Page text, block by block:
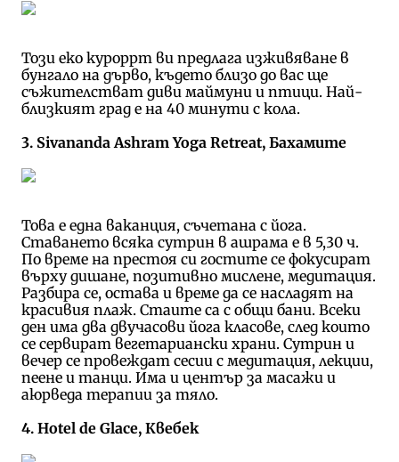
Този еко куроррт ви предлага изживяване в
бунгало на дърво, където близо до вас ще
съжителстват диви маймуни и птици. Най-
близкият град е на 40 минути с кола.
3. Sivananda Ashram Yoga Retreat, Бахамите
Това е една ваканция, съчетана с йога.
Ставането всяка сутрин в ашрама е в 5,30 ч.
По време на престоя си гостите се фокусират
върху дишане, позитивно мислене, медитация.
Разбира се, остава и време да се насладят на
красивия плаж. Стаите са с общи бани. Всеки
ден има два двучасови йога класове, след които
се сервират вегетариански храни. Сутрин и
вечер се провеждат сесии с медитация, лекции,
пеене и танци. Има и център за масажи и
аюрведа терапии за тяло.
4. Hotel de Glace, Квебек